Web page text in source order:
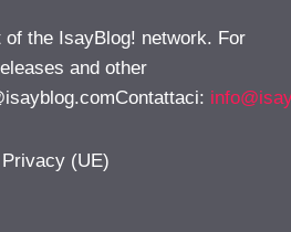
the IsayBlog! network. For
and other
:
(UE)